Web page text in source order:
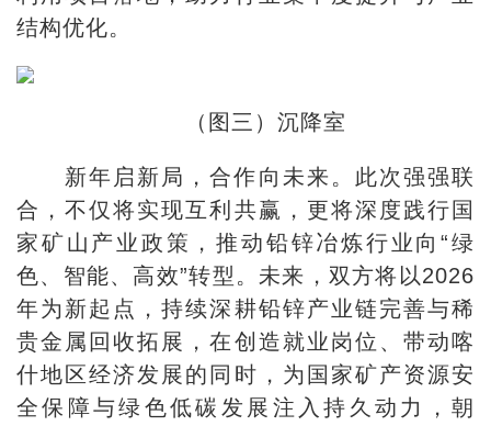
结构优化。
（图三）沉降室
新年启新局，合作向未来。此次强强联
合，不仅将实现互利共赢，更将深度践行国
家矿山产业政策，推动铅锌冶炼行业向“绿
色、智能、高效”转型。未来，双方将以2026
年为新起点，持续深耕铅锌产业链完善与稀
贵金属回收拓展，在创造就业岗位、带动喀
什地区经济发展的同时，为国家矿产资源安
全保障与绿色低碳发展注入持久动力，朝